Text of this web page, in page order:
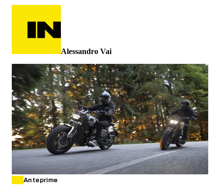
Alessandro Vai
Anteprime